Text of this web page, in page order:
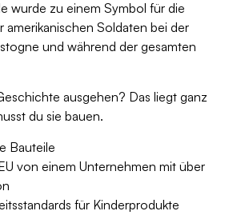
wurde zu einem Symbol für die
amerikanischen Soldaten bei der
und während der gesamten
ausgehen? Das liegt ganz
du sie bauen.
Bauteile
von einem Unternehmen mit über
für Kinderprodukte